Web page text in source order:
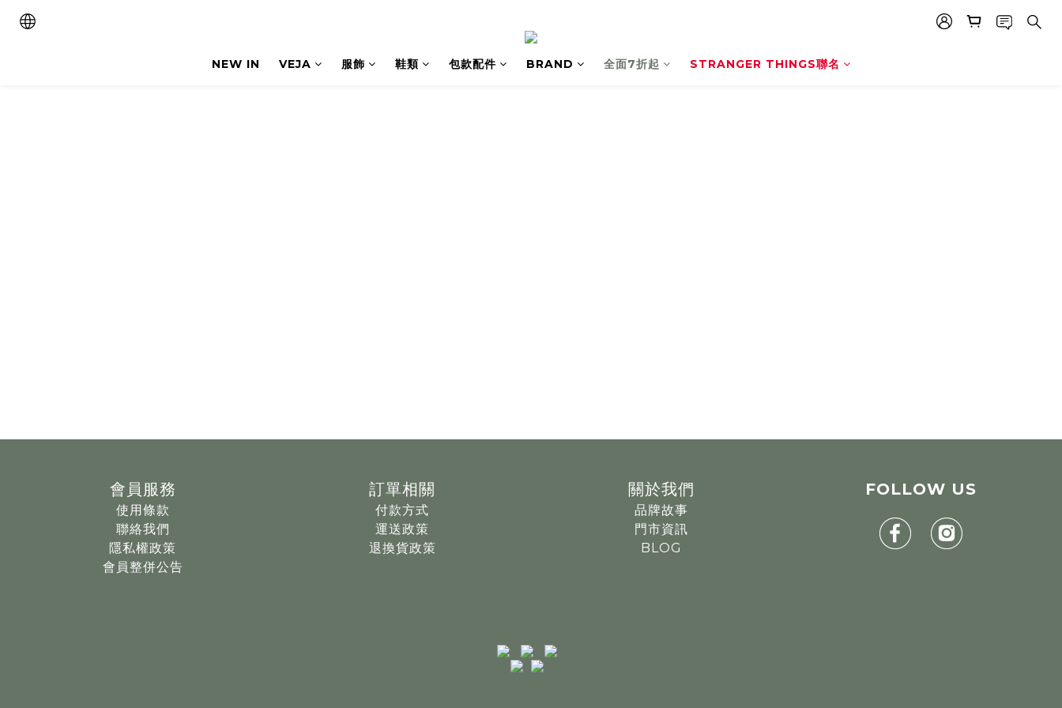
NEW IN VEJA 服飾 鞋類 包款配件 BRAND 全面7折起 STRANGER THINGS聯名
會員服務
使用條款
聯絡我們
隱私權政策
會員整併公告
訂單相關
付款方式
運送政策
退換貨政策
關於我們
品牌故事
門市資訊
BLOG
FOLLOW US